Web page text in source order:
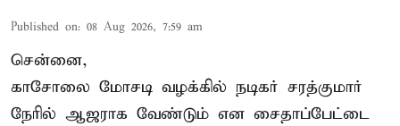
Published on: 08 Aug 2026, 7:59 am
சென்னை,
காசோலை மோசடி வழக்கில் நடிகர் சரத்குமார்
நேரில் ஆஜராக வேண்டும் என சைதாப்பேட்டை